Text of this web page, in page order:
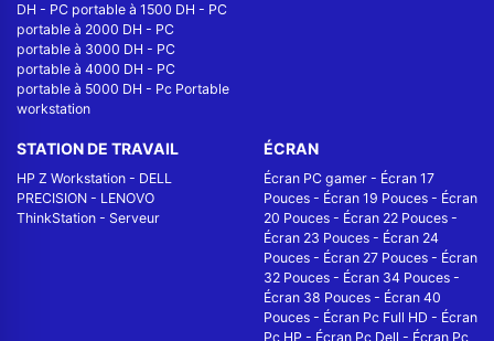
DH - PC portable à 1500 DH - PC
portable à 2000 DH - PC
portable à 3000 DH - PC
portable à 4000 DH - PC
portable à 5000 DH - Pc Portable
workstation
STATION DE TRAVAIL
HP Z Workstation - DELL
PRECISION - LENOVO
ThinkStation - Serveur
ÉCRAN
Écran PC gamer - Écran 17
Pouces - Écran 19 Pouces - Écran
20 Pouces - Écran 22 Pouces -
Écran 23 Pouces - Écran 24
Pouces - Écran 27 Pouces - Écran
32 Pouces - Écran 34 Pouces -
Écran 38 Pouces - Écran 40
Pouces - Écran Pc Full HD - Écran
Pc HP - Écran Pc Dell - Écran Pc